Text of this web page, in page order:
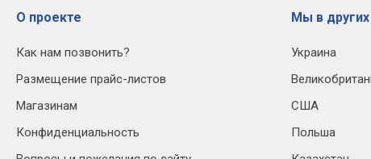
О проекте
Как нам позвонить?
Размещение прайс-листов
Магазинам
Конфиденциальность
Мы в других
Украина
США
Польша